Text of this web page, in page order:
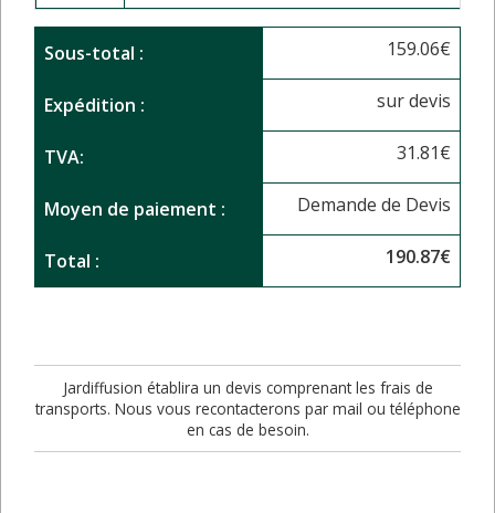
Sous-total : 159.06€
Expédition : sur devis
TVA: 31.81€
Moyen de paiement : Demande de Devis
Total : 190.87€
Jardiffusion établira un devis comprenant les frais de
transports. Nous vous recontacterons par mail ou téléphone
en cas de besoin.